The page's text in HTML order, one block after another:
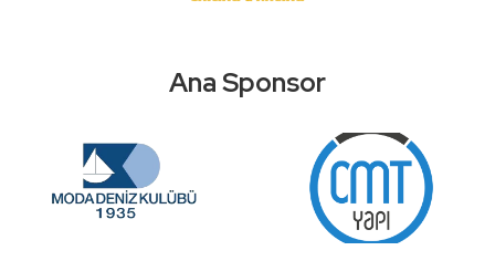
Ana Sponsor